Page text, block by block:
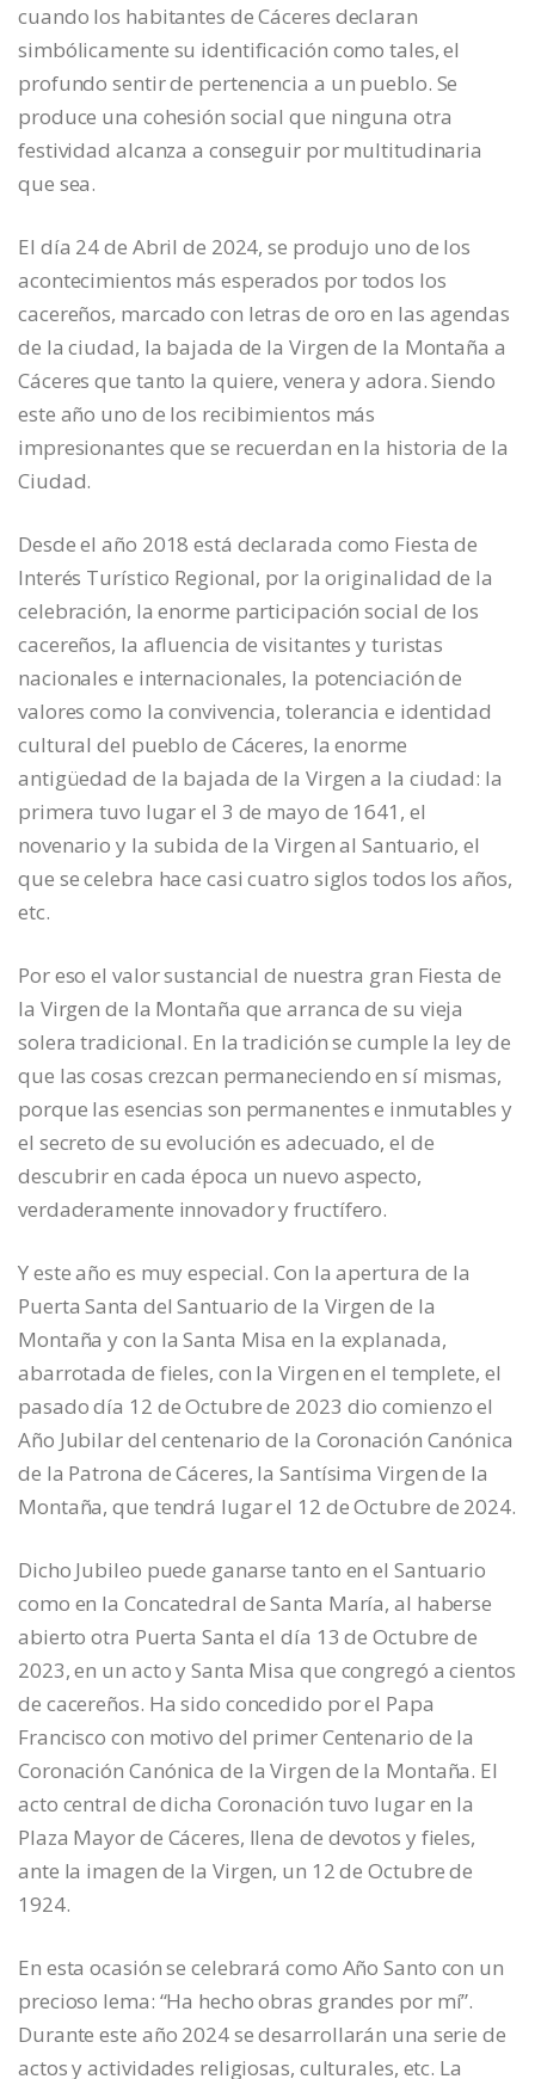
cuando los habitantes de Cáceres declaran
simbólicamente su identificación como tales, el
profundo sentir de pertenencia a un pueblo. Se
produce una cohesión social que ninguna otra
festividad alcanza a conseguir por multitudinaria
que sea.
El día 24 de Abril de 2024, se produjo uno de los
acontecimientos más esperados por todos los
cacereños, marcado con letras de oro en las agendas
de la ciudad, la bajada de la Virgen de la Montaña a
Cáceres que tanto la quiere, venera y adora. Siendo
este año uno de los recibimientos más
impresionantes que se recuerdan en la historia de la
Ciudad.
Desde el año 2018 está declarada como Fiesta de
Interés Turístico Regional, por la originalidad de la
celebración, la enorme participación social de los
cacereños, la afluencia de visitantes y turistas
nacionales e internacionales, la potenciación de
valores como la convivencia, tolerancia e identidad
cultural del pueblo de Cáceres, la enorme
antigüedad de la bajada de la Virgen a la ciudad: la
primera tuvo lugar el 3 de mayo de 1641, el
novenario y la subida de la Virgen al Santuario, el
que se celebra hace casi cuatro siglos todos los años,
etc.
Por eso el valor sustancial de nuestra gran Fiesta de
la Virgen de la Montaña que arranca de su vieja
solera tradicional. En la tradición se cumple la ley de
que las cosas crezcan permaneciendo en sí mismas,
porque las esencias son permanentes e inmutables y
el secreto de su evolución es adecuado, el de
descubrir en cada época un nuevo aspecto,
verdaderamente innovador y fructífero.
Y este año es muy especial. Con la apertura de la
Puerta Santa del Santuario de la Virgen de la
Montaña y con la Santa Misa en la explanada,
abarrotada de fieles, con la Virgen en el templete, el
pasado día 12 de Octubre de 2023 dio comienzo el
Año Jubilar del centenario de la Coronación Canónica
de la Patrona de Cáceres, la Santísima Virgen de la
Montaña, que tendrá lugar el 12 de Octubre de 2024.
Dicho Jubileo puede ganarse tanto en el Santuario
como en la Concatedral de Santa María, al haberse
abierto otra Puerta Santa el día 13 de Octubre de
2023, en un acto y Santa Misa que congregó a cientos
de cacereños. Ha sido concedido por el Papa
Francisco con motivo del primer Centenario de la
Coronación Canónica de la Virgen de la Montaña. El
acto central de dicha Coronación tuvo lugar en la
Plaza Mayor de Cáceres, llena de devotos y fieles,
ante la imagen de la Virgen, un 12 de Octubre de
1924.
En esta ocasión se celebrará como Año Santo con un
precioso lema: “Ha hecho obras grandes por mí”.
Durante este año 2024 se desarrollarán una serie de
actos y actividades religiosas, culturales, etc. La